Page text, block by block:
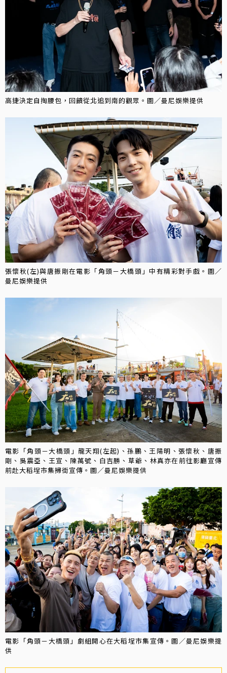
高捷決定自掏腰包，回饋從北追到南的觀眾。圖／曼尼娛樂提供
張懷秋(左)與唐振剛在電影「角頭－大橋頭」中有精彩對手戲。圖／
曼尼娛樂提供
電影「角頭－大橋頭」龍天翔(左起)、孫鵬、王陽明、張懷秋、唐振
剛、吳震亞、王宣、陳萬號、白吉勝、草爺、林真亦在前往影廳宣傳
前赴大稻埕市集掃街宣傳。圖／曼尼娛樂提供
電影「角頭－大橋頭」劇組開心在大稻埕市集宣傳。圖／曼尼娛樂提
供